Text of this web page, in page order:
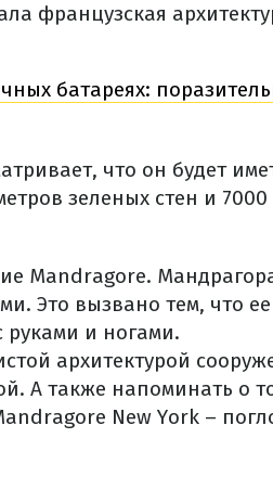
французская
батареях:
что он будет
зеленых стен и
Mandragore.
Это вызвано тем, что
руками и ногами.
архитектурой
А также напоминать о
New York –